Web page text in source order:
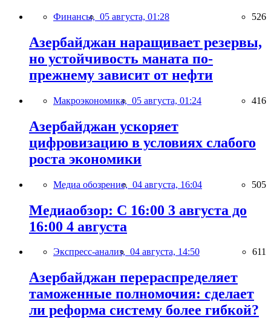
Финансы, 05 августа, 01:28 526
Азербайджан наращивает резервы,
но устойчивость маната по-
прежнему зависит от нефти
Макроэкономика, 05 августа, 01:24 416
Азербайджан ускоряет
цифровизацию в условиях слабого
роста экономики
Медиа обозрение, 04 августа, 16:04 505
Медиаобзор: С 16:00 3 августа до
16:00 4 августа
Экспресс-анализ, 04 августа, 14:50 611
Азербайджан перераспределяет
таможенные полномочия: сделает
ли реформа систему более гибкой?